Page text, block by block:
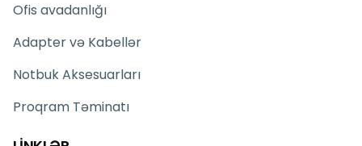
Ofis avadanlığı
Adapter və Kabellər
Notbuk Aksesuarları
Proqram Təminatı